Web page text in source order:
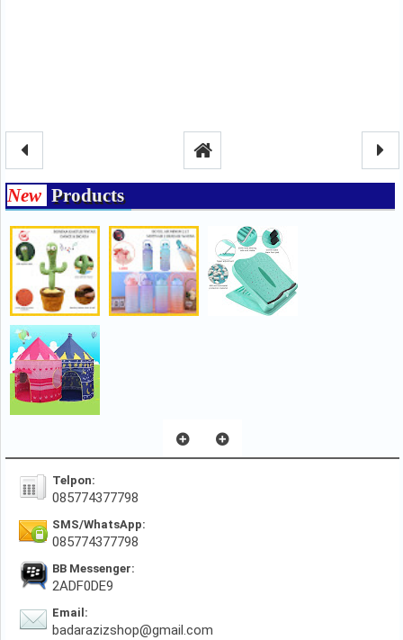
New Products
Telpon:
085774377798
SMS/WhatsApp:
085774377798
BB Messenger:
2ADF0DE9
Email:
badarazizshop@gmail.com